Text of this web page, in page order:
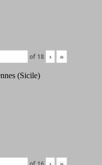
of 18 › »
(Sicile)